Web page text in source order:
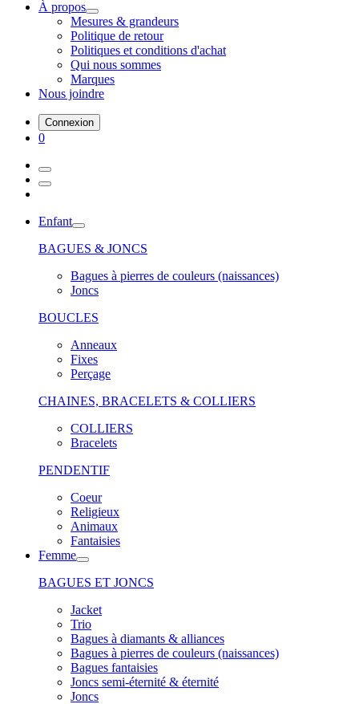
À propos
Mesures & grandeurs
Politique de retour
Politiques et conditions d'achat
Qui nous sommes
Marques
Nous joindre
Connexion
0
Enfant
BAGUES & JONCS
Bagues à pierres de couleurs (naissances)
Joncs
BOUCLES
Anneaux
Fixes
Perçage
CHAINES, BRACELETS & COLLIERS
COLLIERS
Bracelets
PENDENTIF
Coeur
Religieux
Animaux
Fantaisies
Femme
BAGUES ET JONCS
Jacket
Trio
Bagues à diamants & alliances
Bagues à pierres de couleurs (naissances)
Bagues fantaisies
Joncs semi-éternité & éternité
Joncs